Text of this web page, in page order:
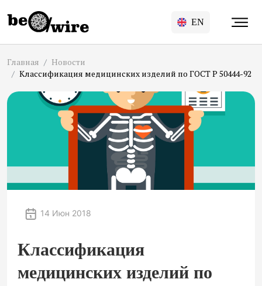
EN
Главная
Новости
Классификация медицинских изделий по ГОСТ Р 50444-92
14 Июн 2018
Классификация
медицинских изделий по